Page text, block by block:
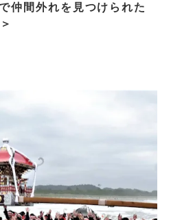
仲間外れを見つけられた